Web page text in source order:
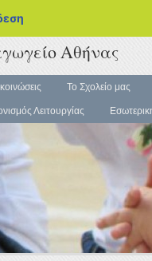
Αθήνας
Το Σχολείο μας
Λειτουργίας